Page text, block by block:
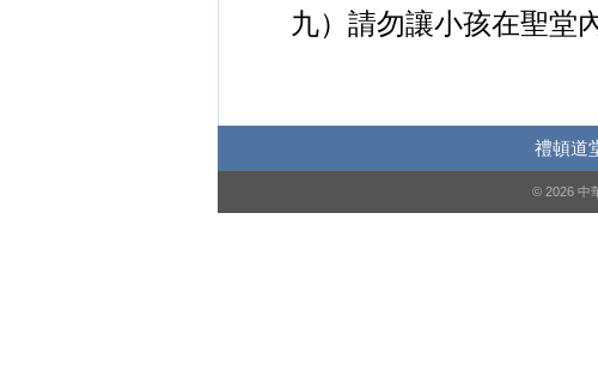
九）請勿讓小孩在聖堂
禮頓道
© 2026 中